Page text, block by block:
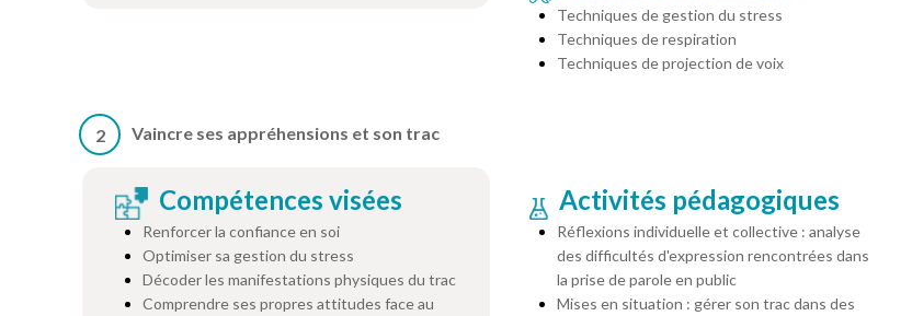
Techniques de gestion du stress
Techniques de respiration
Techniques de projection de voix
2 Vaincre ses appréhensions et son trac
Compétences visées
Renforcer la confiance en soi
Optimiser sa gestion du stress
Décoder les manifestations physiques du trac
Comprendre ses propres attitudes face au
Activités pédagogiques
Réflexions individuelle et collective : analyse
des difficultés d'expression rencontrées dans
la prise de parole en public
Mises en situation : gérer son trac dans des